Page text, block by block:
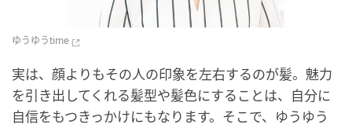
ゆうゆうtime
実は、顔よりもその人の印象を左右するのが髪。魅力
を引き出してくれる髪型や髪色にすることは、自分に
自信をもつきっかけにもなります。そこで、ゆうゆう